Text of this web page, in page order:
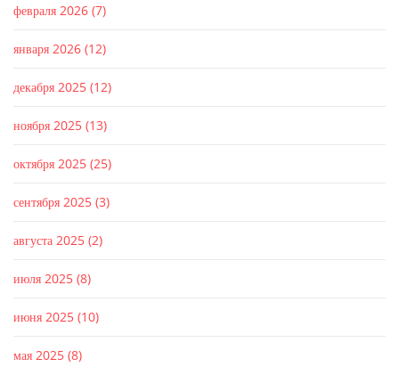
февраля 2026 (7)
января 2026 (12)
декабря 2025 (12)
ноября 2025 (13)
октября 2025 (25)
сентября 2025 (3)
августа 2025 (2)
июля 2025 (8)
июня 2025 (10)
мая 2025 (8)